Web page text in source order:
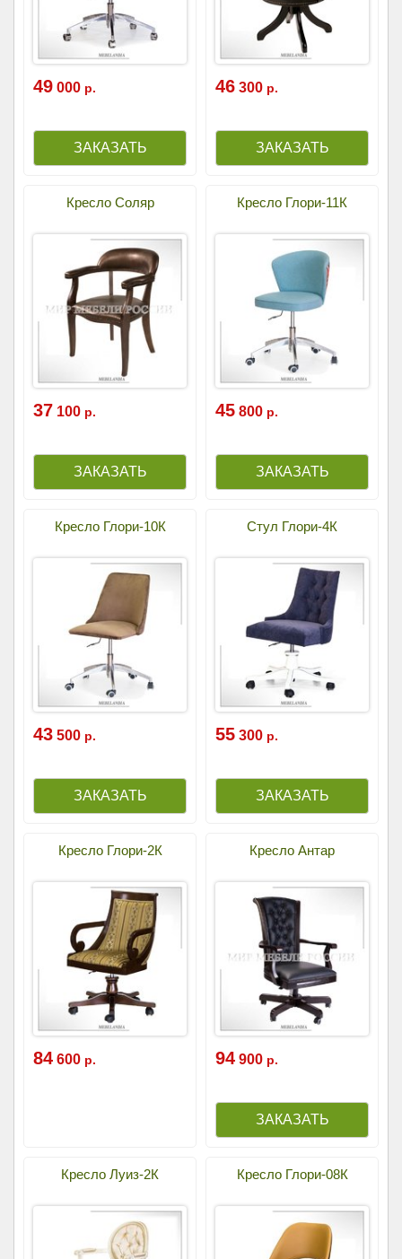
49 000 р. 46 300 р.
Кресло Соляр
37 100 р.
Кресло Глори-11К
45 800 р.
Кресло Глори-10К
43 500 р.
Стул Глори-4К
55 300 р.
Кресло Глори-2К
84 600 р.
Кресло Антар
94 900 р.
Кресло Луиз-2К Кресло Глори-08К